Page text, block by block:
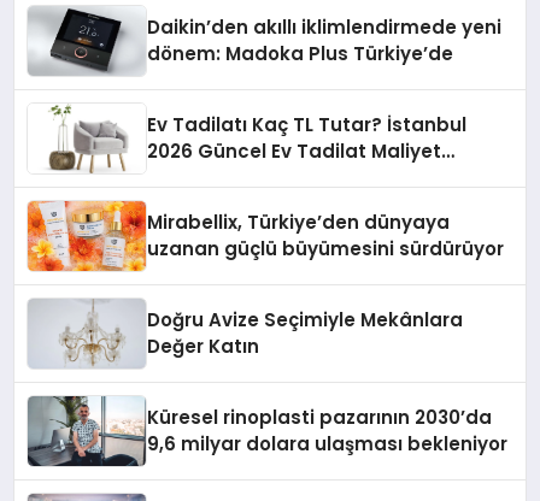
Daikin’den akıllı iklimlendirmede yeni
dönem: Madoka Plus Türkiye’de
Ev Tadilatı Kaç TL Tutar? İstanbul
2026 Güncel Ev Tadilat Maliyet
Mirabellix, Türkiye’den dünyaya
uzanan güçlü büyümesini sürdürüyor
Doğru Avize Seçimiyle Mekânlara
Değer Katın
Küresel rinoplasti pazarının 2030’da
9,6 milyar dolara ulaşması bekleniyor